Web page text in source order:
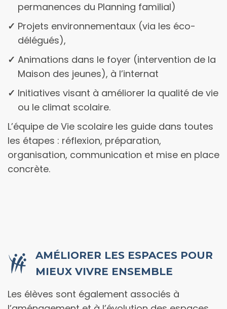
permanences du Planning familial)
projets environnementaux (via les éco-
délégués),
animations dans le foyer (intervention de la
Maison des jeunes), à l’internat
initiatives visant à améliorer la qualité de vie
ou le climat scolaire.
L’équipe de Vie scolaire les guide dans toutes
les étapes : réflexion, préparation,
organisation, communication et mise en place
concrète.
AMÉLIORER LES ESPACES POUR
MIEUX VIVRE ENSEMBLE
Les élèves sont également associés à